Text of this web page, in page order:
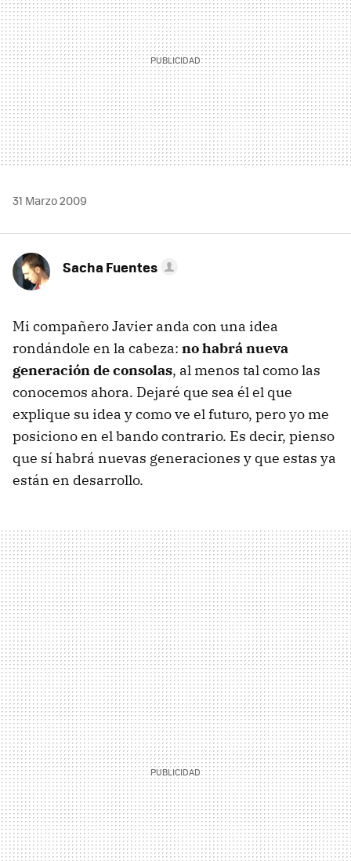
31 Marzo 2009
Sacha Fuentes
Mi compañero Javier anda con una idea
rondándole en la cabeza: no habrá nueva
generación de consolas, al menos tal como las
conocemos ahora. Dejaré que sea él el que
explique su idea y como ve el futuro, pero yo me
posiciono en el bando contrario. Es decir, pienso
que sí habrá nuevas generaciones y que estas ya
están en desarrollo.